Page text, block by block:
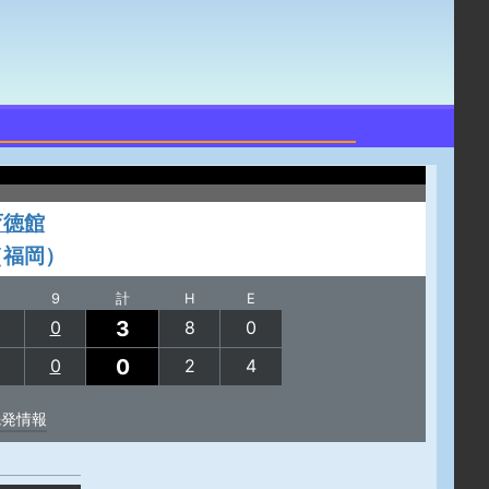
館
岡）
9 計 H E
0 3 8
0
0
0 2 4
情報